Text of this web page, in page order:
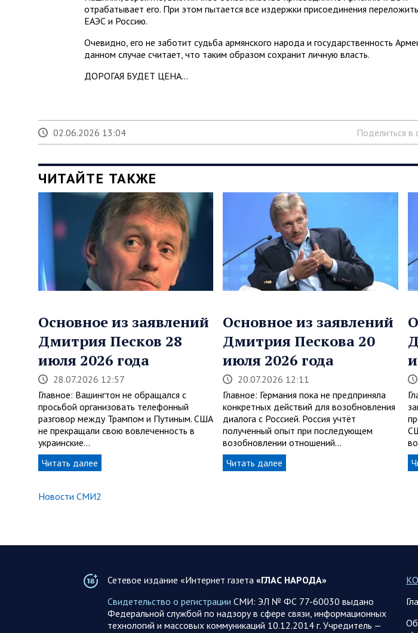
отрабатывает его. При этом пытается все издержки присоединения
ЕАЭС и Россию.
Очевидно, его не заботит судьба армянского народа и государственность
данном случае считает, что таким образом сохранит личную власть.
ДОРОГАЯ БУДЕТ ЦЕНА…
02.06.2026 13:04 Поделиться в
ЧИТАЙТЕ ТАКЖЕ
Основное из заявлений
Дмитрия Песков 28
июля 2026 года
28.07.2026 12:57
Главное: Вашингтон не обращался с
просьбой организовать телефонный
разговор между Трампом и Путиным. США
не прекращали свою вовлеченность в
украинские…
Читать далее
Основное из заявлений
Дмитрия Пескова 20
июля 2026 года
20.07.2026 12:11
Главное: Германия пока не предприняла
конкретных действий для возобновления
диалога с Россией. Россия учтёт
полученный опыт при последующем
возобновлении отношений…
Читать далее
Новости СМИ2
Сетевое издание «Интернет газета «ГЛАС НАРОДА»
Свидетельство о регистрации СМИ: ЭЛ № ФС 77-60030 выдано
Федеральной службой по надзору в сфере связи, информационных
технологий и массовых коммуникаций 10.12.2014 г. Учредитель —